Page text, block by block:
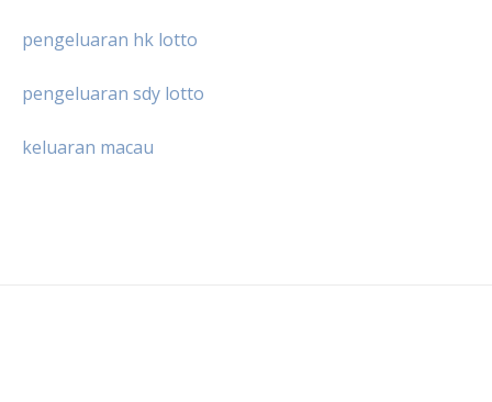
pengeluaran hk lotto
pengeluaran sdy lotto
keluaran macau